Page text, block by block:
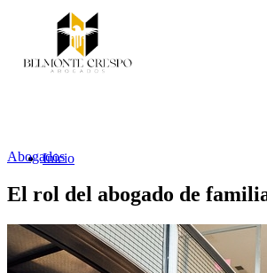
Inicio
Servicios
Abogados
El rol del abogado de